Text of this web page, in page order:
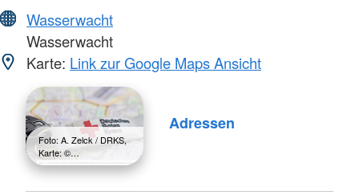
Wasserwacht
Wasserwacht
Karte: Link zur Google Maps Ansicht
Foto: A. Zelck / DRKS,
Karte: ©…
Adressen